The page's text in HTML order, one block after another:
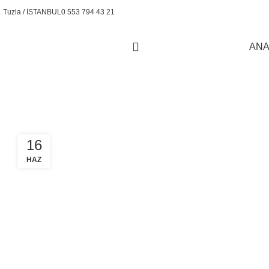
Tuzla / İSTANBUL0 553 794 43 21
16
HAZ